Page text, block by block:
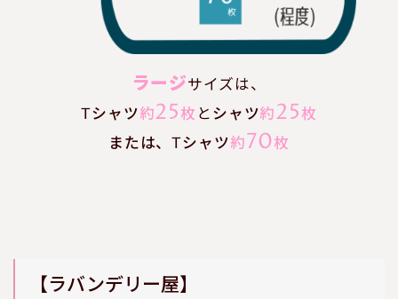
ラージサイズは、
Tシャツ約25枚 とシャツ約25枚
または、Tシャツ約70枚
【ラバンデリー屋】